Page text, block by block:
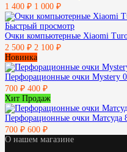
1 400 ₽ 1 000 ₽
Быстрый просмотр
Очки компьютерные Xiaomi
2 500 ₽ 2 100 ₽
Новинка
Перфорационные очки Mystery
700 ₽ 400 ₽
Хит Продаж
Перфорационные очки Матсуда
700 ₽ 600 ₽
О нашем магазине